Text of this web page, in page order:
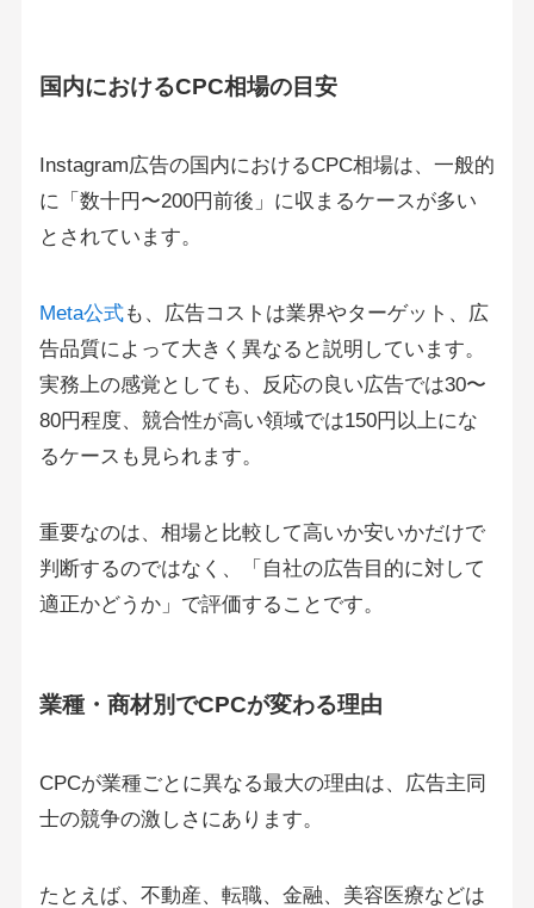
国内におけるCPC相場の目安
Instagram広告の国内におけるCPC相場は、一般的
に「数十円〜200円前後」に収まるケースが多い
とされています。
Meta公式も、広告コストは業界やターゲット、広
告品質によって大きく異なると説明しています。
実務上の感覚としても、反応の良い広告では30〜
80円程度、競合性が高い領域では150円以上にな
るケースも見られます。
重要なのは、相場と比較して高いか安いかだけで
判断するのではなく、「自社の広告目的に対して
適正かどうか」で評価することです。
業種・商材別でCPCが変わる理由
CPCが業種ごとに異なる最大の理由は、広告主同
士の競争の激しさにあります。
たとえば、不動産、転職、金融、美容医療などは